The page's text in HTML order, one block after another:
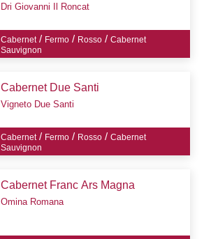
Dri Giovanni Il Roncat
Cabernet/ Fermo / Rosso /Cabernet
Sauvignon
Cabernet Due Santi
Vigneto Due Santi
Cabernet/ Fermo / Rosso /Cabernet
Sauvignon
Cabernet Franc Ars Magna
Omina Romana